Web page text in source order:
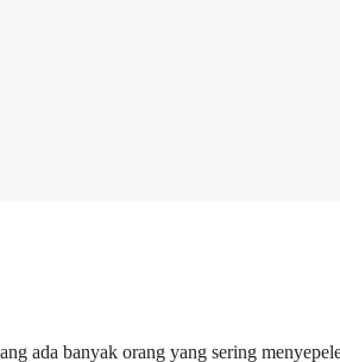
ada banyak orang yang sering